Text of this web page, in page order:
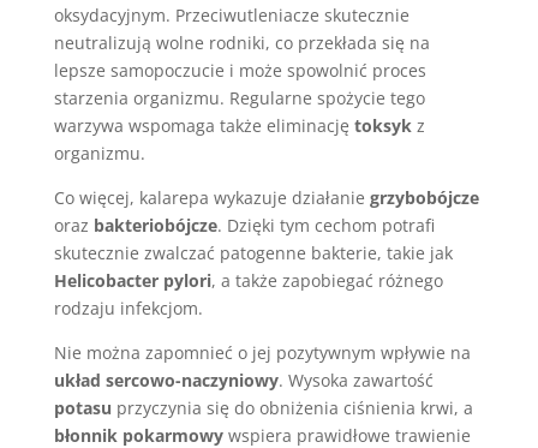
oksydacyjnym. Przeciwutleniacze skutecznie
neutralizują wolne rodniki, co przekłada się na
lepsze samopoczucie i może spowolnić proces
starzenia organizmu. Regularne spożycie tego
warzywa wspomaga także eliminację toksykz
organizmu.
Co więcej, kalarepa wykazuje działanie grzybobójcze
oraz bakteriobójcze. Dzięki tym cechom potrafi
skutecznie zwalczać patogenne bakterie, takie jak
Helicobacter pylori, a także zapobiegać różnego
rodzaju infekcjom.
Nie można zapomnieć o jej pozytywnym wpływie na
układ sercowo-naczyniowy. Wysoka zawartość
potasu przyczynia się do obniżenia ciśnienia krwi, a
błonnik pokarmowywspiera prawidłowe trawienie